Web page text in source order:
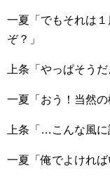
一夏「でもそれは
ぞ？」
上条「やっぱそう
一夏「おう！当然の
上条「…こんな風
一夏「俺でよければ